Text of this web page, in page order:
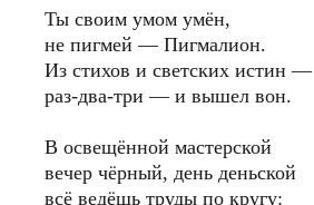
Ты своим умом умён,
не пигмей — Пигмалион.
Из стихов и светских истин —
раз-два-три — и вышел вон.
В освещённой мастерской
вечер чёрный, день деньской
всё ведёшь труды по кругу: